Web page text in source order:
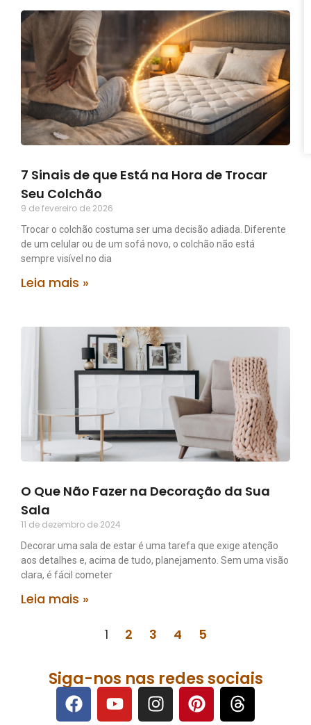
7 Sinais de que Está na Hora de Trocar
Seu Colchão
9 de fevereiro de 2026
Trocar o colchão costuma ser uma decisão adiada. Diferente
de um celular ou de um sofá novo, o colchão não está
sempre visível no dia
Leia mais »
O Que Não Fazer na Decoração da Sua
Sala
11 de dezembro de 2024
Decorar uma sala de estar é uma tarefa que exige atenção
aos detalhes e, acima de tudo, planejamento. Sem uma visão
clara, é fácil cometer
Leia mais »
1 2 3 4 5
Siga-nos nas redes sociais